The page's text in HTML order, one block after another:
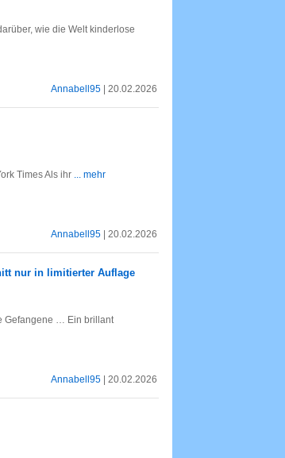
wie die Welt kinderlose
Annabell95 | 20.02.2026
Times Als ihr ... mehr
Annabell95 | 20.02.2026
nur in limitierter Auflage
Gefangene … Ein brillant
Annabell95 | 20.02.2026